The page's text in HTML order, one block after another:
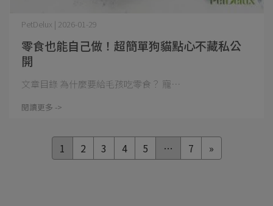
零食也能自己做！超簡單狗貓點心不藏私公
開
PetDelux | 2026-01-29
文章目錄 為什麼要給毛孩吃零食？ 寵⋯
閱讀更多 ->
1 2 3 4 5 … 7 »